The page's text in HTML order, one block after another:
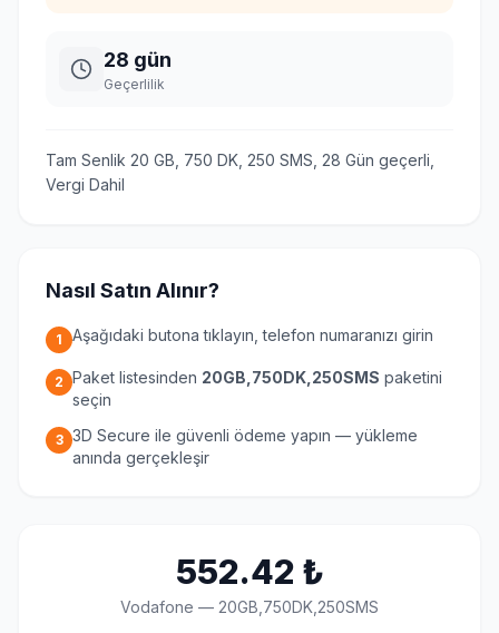
28 gün
Geçerlilik
Tam Senlik 20 GB, 750 DK, 250 SMS, 28 Gün geçerli,
Vergi Dahil
Nasıl Satın Alınır?
1 Aşağıdaki butona tıklayın, telefon numaranızı girin
2 Paket listesinden 20GB,750DK,250SMS paketini
seçin
3 3D Secure ile güvenli ödeme yapın — yükleme
anında gerçekleşir
552.42₺
Vodafone — 20GB,750DK,250SMS